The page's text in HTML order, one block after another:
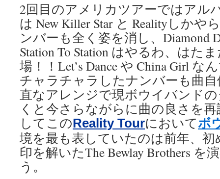
2回目のアメリカツアーではアル
は New Killer Star と Realityしかや
ンバーも全く姿を消し、Diamond
Station To Station はやるわ、はた
場！！Let’s Dance や China Girl な
チャラチャラしたナンバーも曲
直なアレンジで現ボウイバンド
くと今さらながらに曲の良さを
してこのReality Tourにおいてボ
境を最も表していたのは前年、
印を解いたThe Bewlay Brothers を
う。